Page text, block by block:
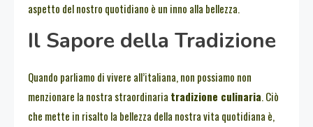
aspetto del nostro quotidiano è un inno alla bellezza.
Il Sapore della Tradizione
Quando parliamo di vivere all’italiana, non possiamo non
menzionare la nostra straordinaria tradizione culinaria. Ciò
che mette in risalto la bellezza della nostra vita quotidiana è,